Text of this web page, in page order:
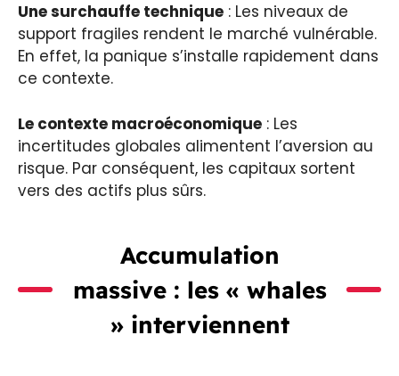
Une surchauffe technique : Les niveaux de
support fragiles rendent le marché vulnérable.
En effet, la panique s’installe rapidement dans
ce contexte.
Le contexte macroéconomique : Les
incertitudes globales alimentent l’aversion au
risque. Par conséquent, les capitaux sortent
vers des actifs plus sûrs.
Accumulation
massive : les « whales
» interviennent